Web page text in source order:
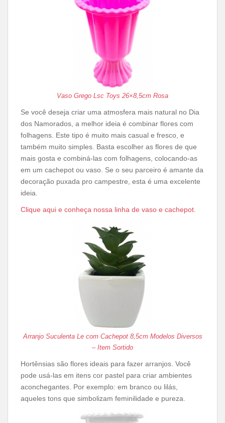
Vaso Grego Lsc Toys 26×8,5cm Rosa
Se você deseja criar uma atmosfera mais natural no Dia
dos Namorados, a melhor ideia é combinar flores com
folhagens. Este tipo é muito mais casual e fresco, e
também muito simples. Basta escolher as flores de que
mais gosta e combiná-las com folhagens, colocando-as
em um cachepot ou vaso. Se o seu parceiro é amante da
decoração puxada pro campestre, esta é uma excelente
ideia.
Clique aqui e conheça nossa linha de vaso e cachepot.
Arranjo Suculenta Le com Cachepot 8,5cm Modelos Diversos
– Item Sortido
Hortênsias são flores ideais para fazer arranjos. Você
pode usá-las em itens cor pastel para criar ambientes
aconchegantes. Por exemplo: em branco ou lilás,
aqueles tons que simbolizam feminilidade e pureza.